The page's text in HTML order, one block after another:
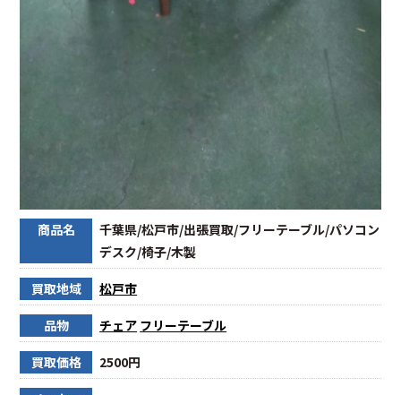
商品名
千葉県/松戸市/出張買取/フリーテーブル/パソコン
デスク/椅子/木製
買取地域 松戸市
品物 チェア フリーテーブル
買取価格 2500円